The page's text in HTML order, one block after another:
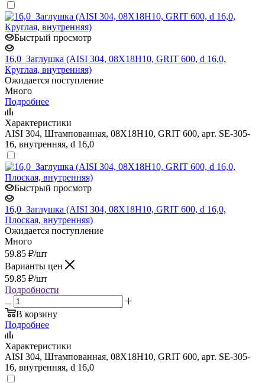
Быстрый просмотр
16,0_Заглушка (AISI 304, 08Х18Н10, GRIT 600, d 16,0,
Круглая, внутренняя)
Ожидается поступление
Много
Подробнее
Характеристики
AISI 304, Штампованная, 08Х18Н10, GRIT 600, арт. SE-305-
16, внутренняя, d 16,0
Быстрый просмотр
16,0_Заглушка (AISI 304, 08Х18Н10, GRIT 600, d 16,0,
Плоская, внутренняя)
Ожидается поступление
Много
59.85 ₽/шт
Варианты цен
59.85 ₽/шт
Подробности
В корзину
Подробнее
Характеристики
AISI 304, Штампованная, 08Х18Н10, GRIT 600, арт. SE-305-
16, внутренняя, d 16,0